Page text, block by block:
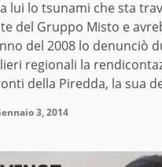
lui lo tsunami che sta
del Gruppo Misto e
del 2008 lo denunciò
regionali la
della Piredda, la sua
3, 2014